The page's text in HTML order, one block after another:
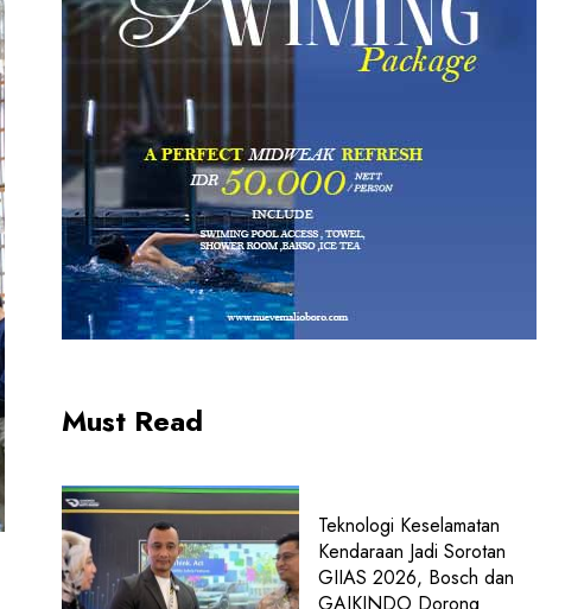
Must Read
Teknologi Keselamatan
Kendaraan Jadi Sorotan
GIIAS 2026, Bosch dan
GAIKINDO Dorong